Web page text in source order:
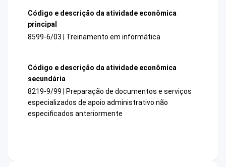
Código e descrição da atividade econômica
principal
8599-6/03 | Treinamento em informática
Código e descrição da atividade econômica
secundária
8219-9/99 | Preparação de documentos e serviços
especializados de apoio administrativo não
especificados anteriormente